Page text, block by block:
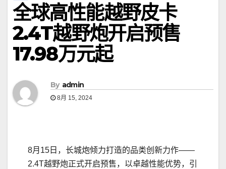
全球高性能越野皮卡
2.4T越野炮开启预售
17.98万元起
By admin
8月 15, 2024
8月15日，长城炮倾力打造的品类创新力作——
2.4T越野炮正式开启预售，以卓越性能优势，引